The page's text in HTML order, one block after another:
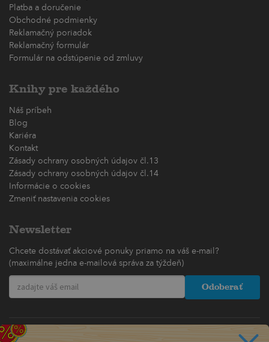
Platba a doručenie
Obchodné podmienky
Reklamačný poriadok
Reklamačný formulár
Formulár na odstúpenie od zmluvy
Knihy pre každého
Náš príbeh
Blog
Kariéra
Kontakt
Zásady ochrany osobných údajov čl.13
Zásady ochrany osobných údajov čl.14
Informácie o cookies
Zmeniť nastavenia cookies
Newsletter
Chcete dostávať akciové ponuky priamo na váš e-mail?
(maximálne jedna e-mailová správa za týždeň)
Odoberať